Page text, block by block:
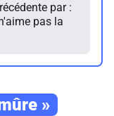
par :
pas la
»